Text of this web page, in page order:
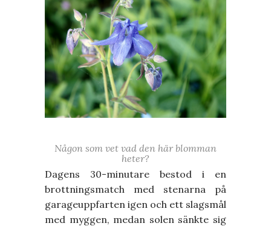
Någon som vet vad den här blomman
heter?
Dagens 30-minutare bestod i en
brottningsmatch med stenarna på
garageuppfarten igen och ett slagsmål
med myggen, medan solen sänkte sig